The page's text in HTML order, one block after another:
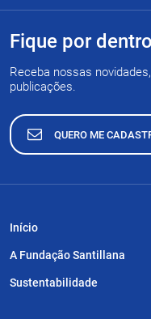
Fique por dentro
Receba nossas
publicações.
QUERO ME
Início
A Fundação Santillana
Sustentabilidade